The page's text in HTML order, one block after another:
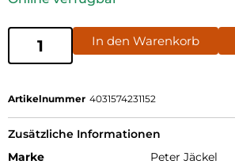
In den Warenkorb
Artikelnummer 4031574231152
Zusätzliche Informationen
Marke
Peter Jäckel